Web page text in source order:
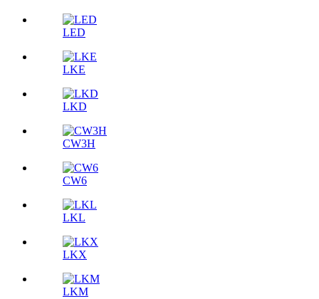
LED
LKE
LKD
CW3H
CW6
LKL
LKX
LKM